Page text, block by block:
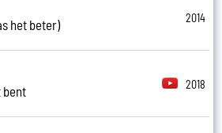
het beter)
2014
bent
2018